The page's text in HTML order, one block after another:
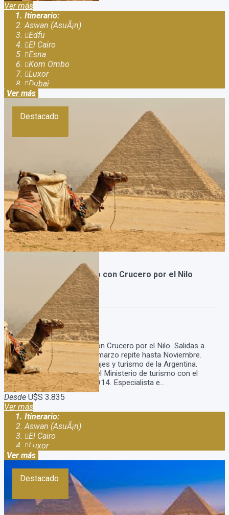
Ver más
Itinerario:
Aswan (AsuÃ¡n)
Edfu
El Cairo
Esna
Kom Ombo
Luxor
Dubai
Ver más
Destacado
Paquete Dubai y Egipto con Crucero por el Nilo
Duración:
14 Días12Noches
Paquete Dubai y Egipto con Crucero por el Nilo Salidas a
Egipto en enero, febrero, marzo repite hasta Noviembre.
Somos una agencia de viajes y turismo de la Argentina.
Estamos habilitados por el Ministerio de turismo con el
legajo: 15.785 disp. 86/2014. Especialista e...
Desde U$S 3.835
Ver más
Itinerario:
Aswan (AsuÃ¡n)
El Cairo
Luxor
Ver más
Destacado